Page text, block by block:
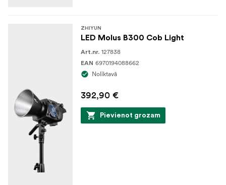
ZHIYUN
LED Molus B300 Cob Light
Art.nr. 127838
EAN 6970194088662
Noliktavā
392,90 €
Pievienot grozam